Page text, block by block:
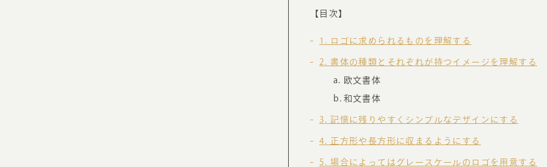
オンカについて
オフィス紹介・会社概要
ホームページ集客にかける想い
社会貢献活動
【目次】
1 ロゴに求められるものを理解する
2 書体の種類とそれぞれが持つイメージを理解する
欧文書体
和文書体
3 記憶に残りやすくシンプルなデザインにする
4 正方形や長方形に収まるようにする
5 場合によってはグレースケールのロゴを用意する